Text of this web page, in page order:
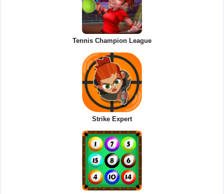
Tennis Champion League
Strike Expert